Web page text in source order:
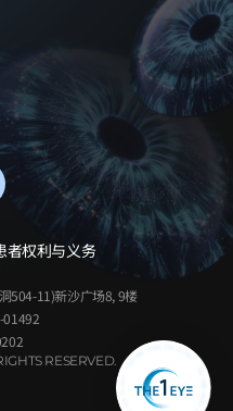
者权利与义务
504-11)新沙广场8, 9楼
01492
RESERVED.
青光眼·